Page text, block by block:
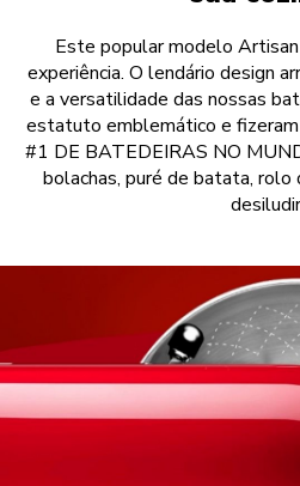
Este popular modelo
experiência. O lendário design
e a versatilidade das nossas
estatuto emblemático e
#1 DE BATEDEIRAS NO
bolachas, puré de batata, rolo